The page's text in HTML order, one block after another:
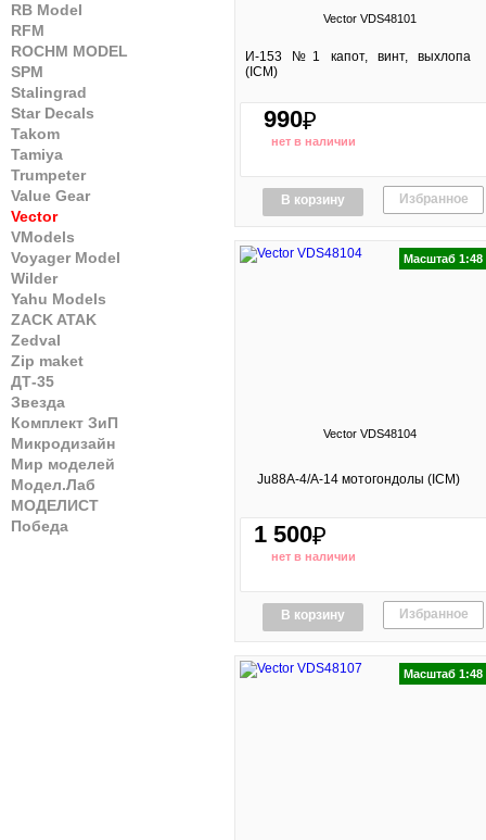
RB Model
RFM
ROCHM MODEL
SPM
Stalingrad
Star Decals
Takom
Tamiya
Trumpeter
Value Gear
Vector
VModels
Voyager Model
Wilder
Yahu Models
ZACK ATAK
Zedval
Zip maket
ДТ-35
Звезда
Комплект ЗиП
Микродизайн
Мир моделей
Модел.Лаб
МОДЕЛИСТ
Победа
Vector VDS48101
И-153 №1 капот, винт, выхлопа
(ICM)
990₽
нет в наличии
В корзину Избранное
Масштаб 1:48
Vector VDS48104
Ju88A-4/A-14 мотогондолы (ICM)
1 500₽
нет в наличии
В корзину Избранное
Масштаб 1:48